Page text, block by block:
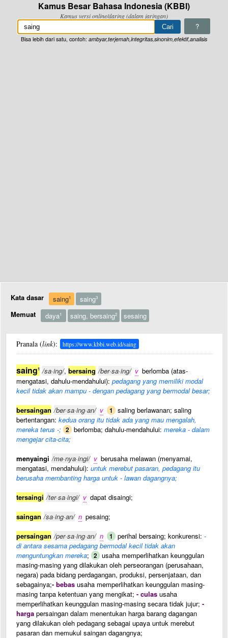
Kamus Besar Bahasa Indonesia (KBBI)
Kamus versi online/daring (dalam jaringan)
?
Bisa lebih dari satu, contoh: ambyar,terjemah,integritas,sinonim,efektif,analisis
Kata dasar saing1 saing3
Memuat daya1 saing, bersaing2 sesaing
Pranala (link): https://www.kbbi.web.id/saing
saing1 /sa·ing/, bersaing /ber·sa·ing/ v berlomba (atas-
mengatasi, dahulu-mendahului): pedagang yang memiliki modal
kecil tidak akan mampu - dengan pedagang yang bermodal besar;
bersaingan /ber·sa·ing·an/ v 1 saling berlawanan; saling
bertentangan: kedua orang itu tidak ada yang mau mengalah,
mereka terus -; 2 berlomba; dahulu-mendahului: mereka - dalam
mengejar cita-cita;
menyaingi /me·nya·ingi/ v berusaha melawan (menyamai,
mengatasi, mendahului): untuk merebut pasaran, pedagang itu
berusaha membanting harga untuk - lawan dagangnya;
tersaingi /ter·sa·ingi/ v dapat disaingi;
saingan /sa·ing·an/ n pesaing;
persaingan /per·sa·ing·an/ n 1 perihal bersaing; konkurensi: -
di antara sesama pedagang bermodal kecil tidak akan
menguntungkan mereka; 2 usaha memperlihatkan keunggulan
masing-masing yang dilakukan oleh perseorangan (perusahaan,
negara) pada bidang perdagangan, produksi, persenjataan, dan
sebagainya;- bebas usaha memperlihatkan keunggulan masing-
masing tanpa ketentuan yang mengikat; - culas usaha
memperlihatkan keunggulan masing-masing secara tidak jujur; -
harga persaingan dalam menentukan harga barang dagangan
yang dilakukan oleh pedagang sebagai upaya untuk merebut
pasaran dan memukul saingan dagangnya;